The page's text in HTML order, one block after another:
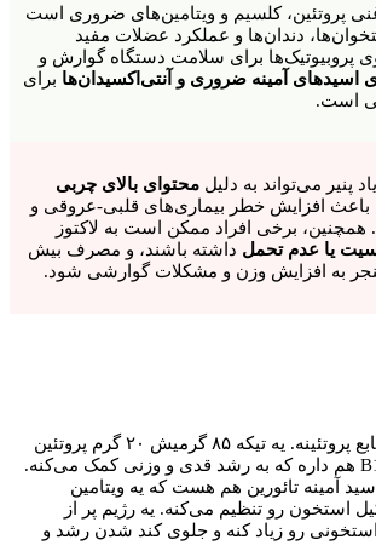
غنی پروتئین، کلسیم و ویتامین‌های ضروری است
دندان‌ها و عملکرد عضلات مفید
پروبیوتیک‌ها برای سلامت دستگاه گوارش و
اسیدهای آمینه ضروری و آنتی‌اکسیدان‌ها برای
است.
پنیر می‌تواند به دلیل محتوای بالای چربی
باعث افزایش خطر بیماری‌های قلبی-عروقی و
همچنین، برخی افراد ممکن است به لاکتوز
یا عدم تحمل داشته باشند، و مصرف بیش
به افزایش وزن و مشکلات گوارشی شود.
مرغ یکی از بهترین منابع پروتئینه. یه تیکه ۸۵ گرمیش ۲۰ گرم پروتئین
داره. تازه، ویتامین B12 هم داره که به رشد قدی و وزنی کمک می‌کنه.
آمینه تائورین هم هست که یه ویتامین
استخون رو تنظیم می‌کنه. یه رژیم پر از
استخونی رو زیاد کنه و جلوی کند شدن رشد و